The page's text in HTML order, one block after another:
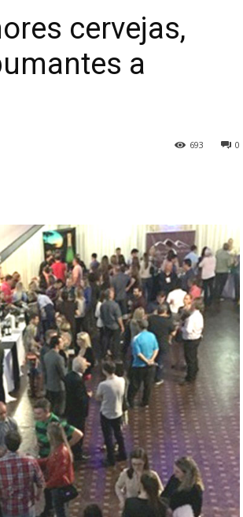
cervejas,
a
0
693